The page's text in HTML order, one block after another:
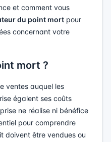
et comment vous
du point mort pour
concernant votre
mort ?
ventes auquel les
égalent ses coûts
ne réalise ni bénéfice
pour comprendre
doivent être vendues ou